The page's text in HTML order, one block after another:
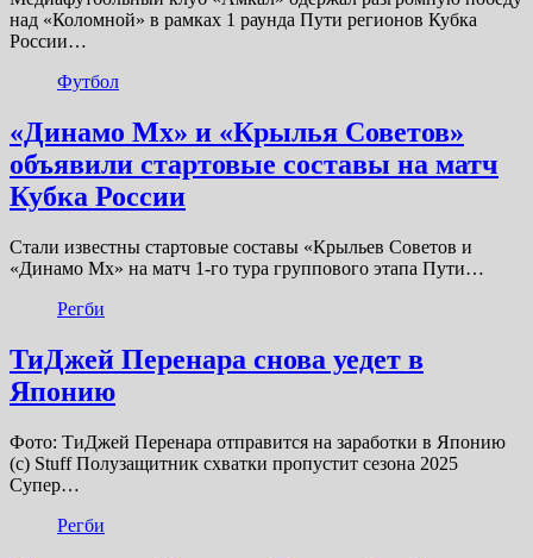
над «Коломной» в рамках 1 раунда Пути регионов Кубка
России…
Футбол
«Динамо Мх» и «Крылья Советов»
объявили стартовые составы на матч
Кубка России
Стали известны стартовые составы «Крыльев Советов и
«Динамо Мх» на матч 1-го тура группового этапа Пути…
Регби
ТиДжей Перенара снова уедет в
Японию
Фото: ТиДжей Перенара отправится на заработки в Японию
(с) Stuff Полузащитник схватки пропустит сезона 2025
Супер…
Регби